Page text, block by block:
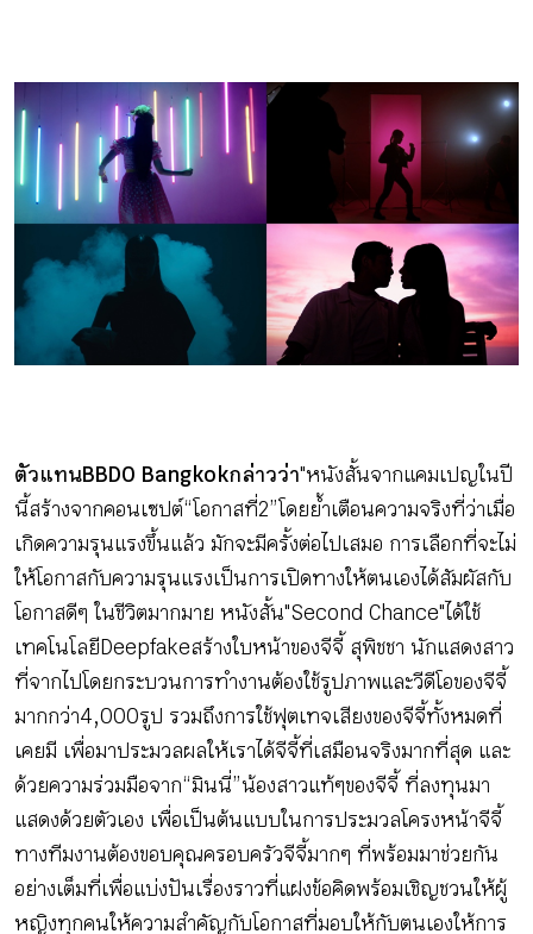
ตัวแทน BBDO Bangkok กล่าวว่า"หนังสั้นจากแคมเปญในปี
นี้สร้างจากคอนเซปต์ “โอกาสที่ 2” โดยย้ำเตือนความจริงที่ว่าเมื่อ
เกิดความรุนแรงขึ้นแล้ว มักจะมีครั้งต่อไปเสมอ การเลือกที่จะไม่
ให้โอกาสกับความรุนแรงเป็นการเปิดทางให้ตนเองได้สัมผัสกับ
โอกาสดีๆ ในชีวิตมากมาย หนังสั้น "Second Chance" ได้ใช้
เทคโนโลยี Deepfake สร้างใบหน้าของจีจี้ สุพิชชา นักแสดงสาว
ที่จากไป โดยกระบวนการทำงานต้องใช้รูปภาพและวีดีโอของจีจี้
มากกว่า 4,000 รูป รวมถึงการใช้ฟุตเทจเสียงของจีจี้ทั้งหมดที่
เคยมี เพื่อมาประมวลผลให้เราได้จีจี้ที่เสมือนจริงมากที่สุด และ
ด้วยความร่วมมือจาก “มินนี่” น้องสาวแท้ๆของจีจี้ ที่ลงทุนมา
แสดงด้วยตัวเอง เพื่อเป็นต้นแบบในการประมวลโครงหน้าจีจี้
ทางทีมงานต้องขอบคุณครอบครัวจีจี้มากๆ ที่พร้อมมาช่วยกัน
อย่างเต็มที่เพื่อแบ่งปันเรื่องราวที่แฝงข้อคิด พร้อมเชิญชวนให้ผู้
หญิงทุกคนให้ความสำคัญกับโอกาสที่มอบให้กับตนเอง ให้การ